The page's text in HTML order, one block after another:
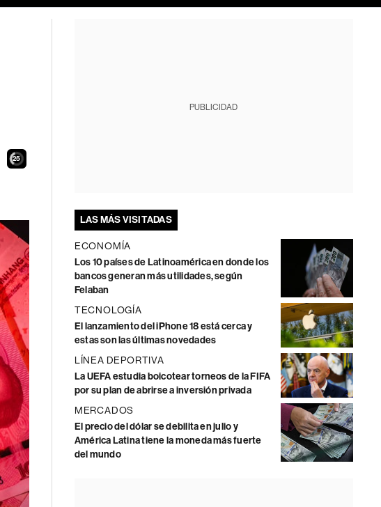
24
PUBLICIDAD
LAS MÁS VISITADAS
ECONOMÍA
Los 10 países de Latinoamérica en donde los
bancos generan más utilidades, según
Felaban
TECNOLOGÍA
El lanzamiento del iPhone 18 está cerca y
estas son las últimas novedades
LÍNEA DEPORTIVA
La UEFA estudia boicotear torneos de la FIFA
por su plan de abrirse a inversión privada
MERCADOS
El precio del dólar se debilita en julio y
América Latina tiene la moneda más fuerte
del mundo